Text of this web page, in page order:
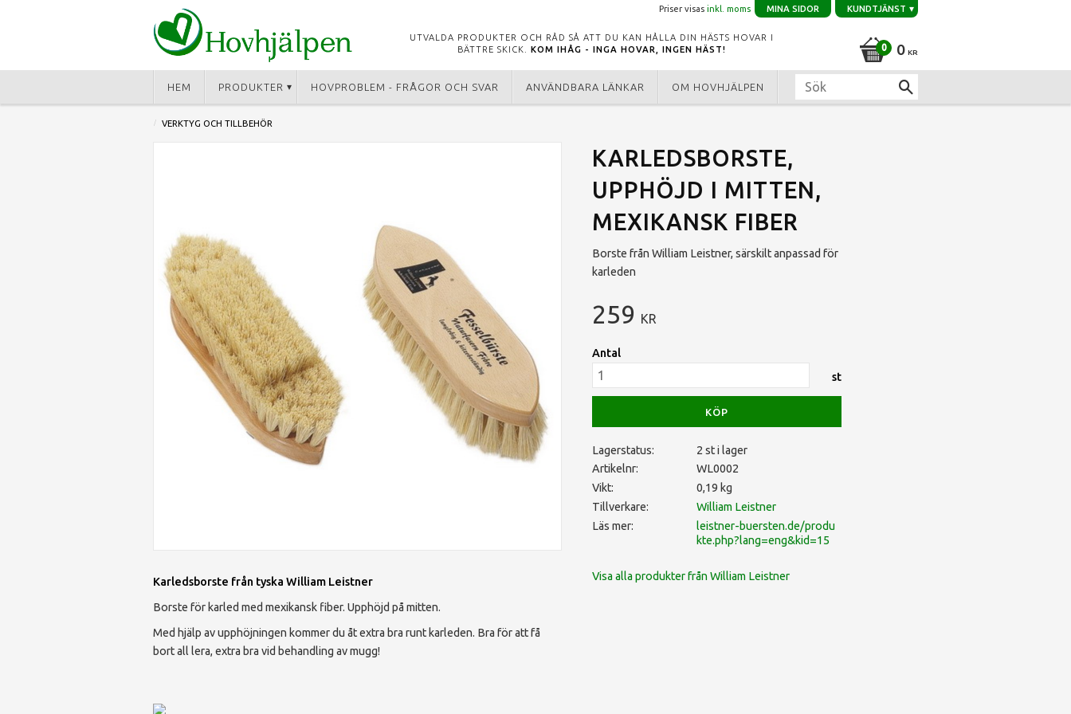
Priser visas inkl. moms MINA SIDOR KUNDTJÄNST
UTVALDA PRODUKTER OCH RÅD SÅ ATT DU KAN HÅLLA DIN HÄSTS HOVAR I
BÄTTRE SKICK. KOM IHÅG - INGA HOVAR, INGEN HÄST!
HEM PRODUKTER HOVPROBLEM - FRÅGOR OCH SVAR ANVÄNDBARA LÄNKAR OM HOVHJÄLPEN
0 KR
VERKTYG OCH TILLBEHÖR
KARLEDSBORSTE,
UPPHÖJD I MITTEN,
MEXIKANSK FIBER
Borste från William Leistner, särskilt anpassad för
karleden
259 KR
Antal
st
KÖP
Lagerstatus
2 st i lager
Artikelnr
WL0002
Vikt
0,19 kg
Tillverkare
William Leistner
Läs mer
leistner-buersten.de/produ
kte.php?lang=eng&kid=15
Visa alla produkter från William Leistner
Karledsborste från tyska William Leistner
Borste för karled med mexikansk fiber. Upphöjd på mitten.
Med hjälp av upphöjningen kommer du åt extra bra runt karleden. Bra för att få
bort all lera, extra bra vid behandling av mugg!